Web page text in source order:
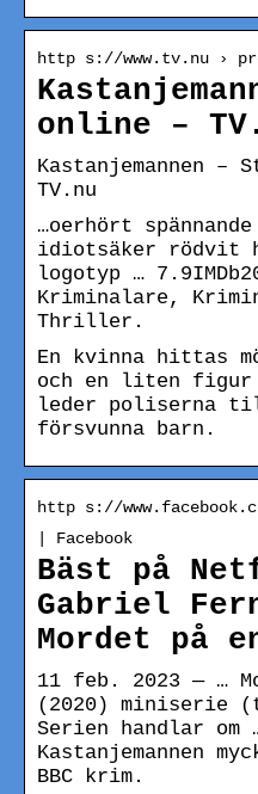
http s://www.tv.nu ›
online –
Kastanjemannen –
TV.nu
…oerhört
idiotsäker
logotyp …
Kriminalare,
Thriller.
En kvinna hittas
och en liten figur
leder poliserna
försvunna barn.
http s://
| Facebook
Bäst på
Gabriel
Mordet på
11 feb. 2023 — …
(2020) miniserie
Serien handlar
Kastanjemannen
BBC krim.